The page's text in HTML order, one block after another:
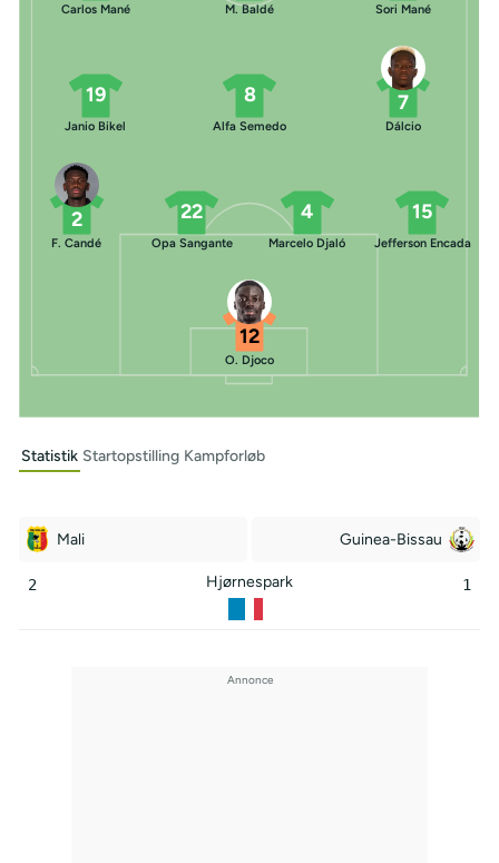
12
O. Djoco
2
F. Candé
22
Opa Sangante
4
Marcelo Djaló
15
Jefferson Encada
19
Janio Bikel
8
Alfa Semedo
7
Dálcio
Carlos Mané M. Baldé Sori Mané
Statistik Startopstilling Kampforløb
Mali Guinea-Bissau
2 Hjørnespark 1